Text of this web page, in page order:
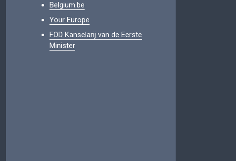
Belgium.be
Your Europe
FOD Kanselarij van de Eerste
Minister